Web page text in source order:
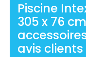
Piscine
305 x 76
avis clients